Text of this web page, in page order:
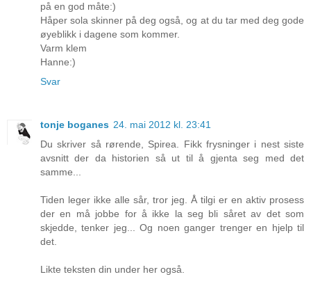
på en god måte:)
Håper sola skinner på deg også, og at du tar med deg gode
øyeblikk i dagene som kommer.
Varm klem
Hanne:)
Svar
tonje boganes 24. mai 2012 kl. 23:41
Du skriver så rørende, Spirea. Fikk frysninger i nest siste
avsnitt der da historien så ut til å gjenta seg med det
samme...
Tiden leger ikke alle sår, tror jeg. Å tilgi er en aktiv prosess
der en må jobbe for å ikke la seg bli såret av det som
skjedde, tenker jeg... Og noen ganger trenger en hjelp til
det.
Likte teksten din under her også.